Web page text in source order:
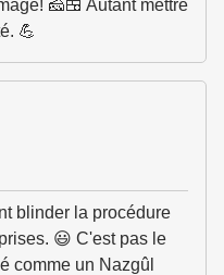
🧀🍱 Autant mettre
💪
blinder la procédure
😃 C'est pas le
comme un Nazgûl